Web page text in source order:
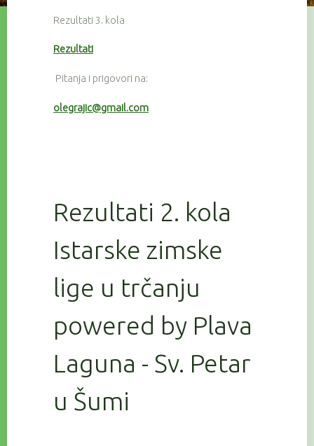
Rezultati 3. kola
Rezultati
Pitanja i prigovori na:
olegrajic@gmail.com
Rezultati 2. kola
Istarske zimske
lige u trčanju
powered by Plava
Laguna - Sv. Petar
u Šumi